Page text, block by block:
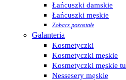
Łańcuszki damskie
Łańcuszki męskie
Zobacz pozostałe
Galanteria
Kosmetyczki
Kosmetyczki męskie
Kosmetyczki męskie
Nessesery męskie